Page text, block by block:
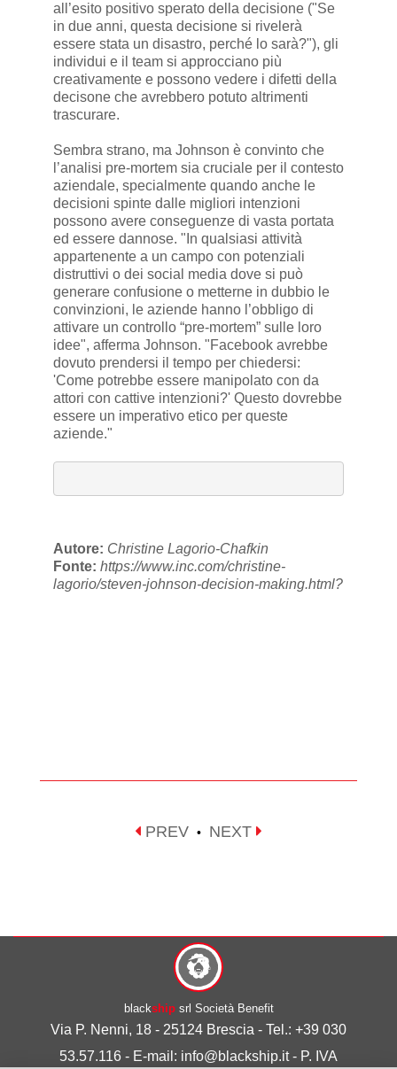
all’esito positivo sperato della decisione ("Se
in due anni, questa decisione si rivelerà
essere stata un disastro, perché lo sarà?"), gli
individui e il team si approcciano più
creativamente e possono vedere i difetti della
decisone che avrebbero potuto altrimenti
trascurare.
Sembra strano, ma Johnson è convinto che
l’analisi pre-mortem sia cruciale per il contesto
aziendale, specialmente quando anche le
decisioni spinte dalle migliori intenzioni
possono avere conseguenze di vasta portata
ed essere dannose. "In qualsiasi attività
appartenente a un campo con potenziali
distruttivi o dei social media dove si può
generare confusione o metterne in dubbio le
convinzioni, le aziende hanno l’obbligo di
attivare un controllo “pre-mortem” sulle loro
idee", afferma Johnson. "Facebook avrebbe
dovuto prendersi il tempo per chiedersi:
'Come potrebbe essere manipolato con da
attori con cattive intenzioni?' Questo dovrebbe
essere un imperativo etico per queste
aziende."
Autore: Christine Lagorio-Chafkin
Fonte: https://www.inc.com/christine-
lagorio/steven-johnson-decision-making.html?
PREV • NEXT
blackshipsrl Società Benefit
Via P. Nenni, 18 - 25124 Brescia - Tel.: +39 030
53.57.116 - E-mail: info@blackship.it - P. IVA